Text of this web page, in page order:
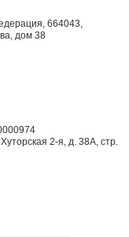
664043,
дом 38
2-я, д. 38А, стр.